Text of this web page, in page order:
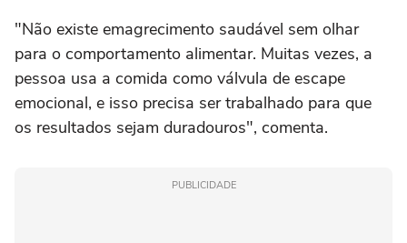
"Não existe emagrecimento saudável sem olhar
para o comportamento alimentar. Muitas vezes, a
pessoa usa a comida como válvula de escape
emocional, e isso precisa ser trabalhado para que
os resultados sejam duradouros", comenta.
PUBLICIDADE